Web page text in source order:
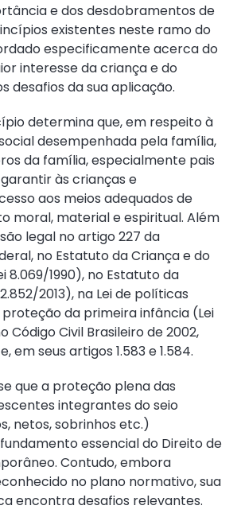
e dos desdobramentos de
existentes neste ramo do
especificamente acerca do
interesse da criança e do
desafios da sua aplicação.
determina que, em respeito à
desempenhada pela família,
da família, especialmente pais
às crianças e
aos meios adequados de
moral, material e espiritual. Além
legal no artigo 227 da
no Estatuto da Criança e do
8.069/1990), no Estatuto da
2013), na Lei de políticas
da primeira infância (Lei
Código Civil Brasileiro de 2002,
em seus artigos 1.583 e 1.584.
que a proteção plena das
integrantes do seio
netos, sobrinhos etc.)
essencial do Direito de
Contudo, embora
no plano normativo, sua
encontra desafios relevantes.